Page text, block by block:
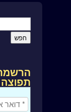
תפוצה